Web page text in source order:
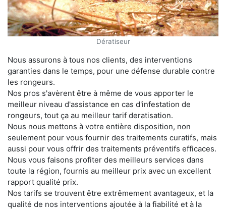
Dératiseur
Nous assurons à tous nos clients, des interventions
garanties dans le temps, pour une défense durable contre
les rongeurs.
Nos pros s'avèrent être à même de vous apporter le
meilleur niveau d'assistance en cas d'infestation de
rongeurs, tout ça au meilleur tarif deratisation.
Nous nous mettons à votre entière disposition, non
seulement pour vous fournir des traitements curatifs, mais
aussi pour vous offrir des traitements préventifs efficaces.
Nous vous faisons profiter des meilleurs services dans
toute la région, fournis au meilleur prix avec un excellent
rapport qualité prix.
Nos tarifs se trouvent être extrêmement avantageux, et la
qualité de nos interventions ajoutée à la fiabilité et à la